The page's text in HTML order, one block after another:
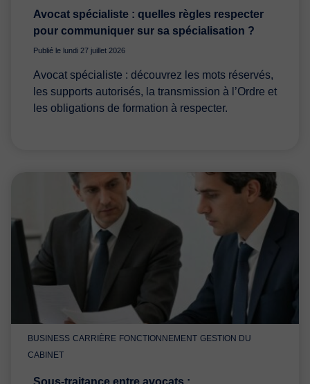
Avocat spécialiste : quelles règles respecter
pour communiquer sur sa spécialisation ?
Publié le lundi 27 juillet 2026
Avocat spécialiste : découvrez les mots réservés,
les supports autorisés, la transmission à l’Ordre et
les obligations de formation à respecter.
BUSINESS CARRIÈRE FONCTIONNEMENT GESTION DU
CABINET
Sous-traitance entre avocats :